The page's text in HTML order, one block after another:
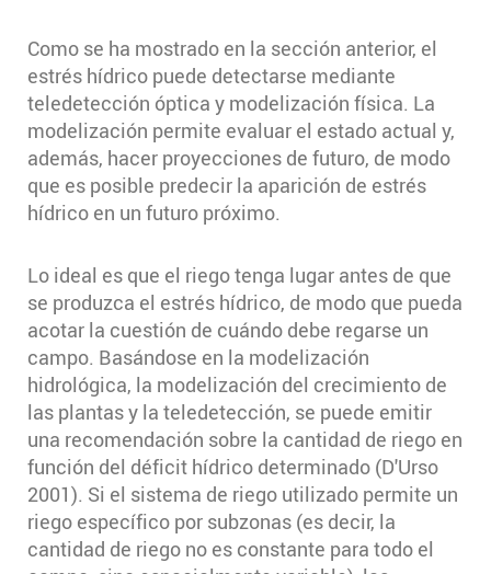
Como se ha mostrado en la sección anterior, el
estrés hídrico puede detectarse mediante
teledetección óptica y modelización física. La
modelización permite evaluar el estado actual y,
además, hacer proyecciones de futuro, de modo
que es posible predecir la aparición de estrés
hídrico en un futuro próximo.
Lo ideal es que el riego tenga lugar antes de que
se produzca el estrés hídrico, de modo que pueda
acotar la cuestión de cuándo debe regarse un
campo. Basándose en la modelización
hidrológica, la modelización del crecimiento de
las plantas y la teledetección, se puede emitir
una recomendación sobre la cantidad de riego en
función del déficit hídrico determinado (D'Urso
2001). Si el sistema de riego utilizado permite un
riego específico por subzonas (es decir, la
cantidad de riego no es constante para todo el